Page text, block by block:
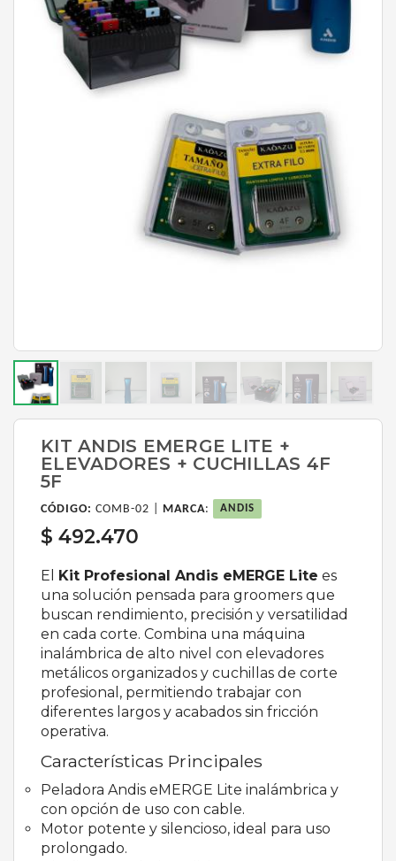
KIT ANDIS EMERGE LITE +
ELEVADORES + CUCHILLAS 4F
5F
CÓDIGO: COMB-02 | MARCA: ANDIS
$ 492.470
El Kit Profesional Andis eMERGE Lite es
una solución pensada para groomers que
buscan rendimiento, precisión y versatilidad
en cada corte. Combina una máquina
inalámbrica de alto nivel con elevadores
metálicos organizados y cuchillas de corte
profesional, permitiendo trabajar con
diferentes largos y acabados sin fricción
operativa.
Características Principales
Peladora Andis eMERGE Lite inalámbrica y
con opción de uso con cable.
Motor potente y silencioso, ideal para uso
prolongado.